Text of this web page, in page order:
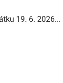
19. 6. 2026...